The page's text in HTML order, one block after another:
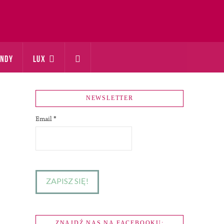
LUX
NEWSLETTER
Email*